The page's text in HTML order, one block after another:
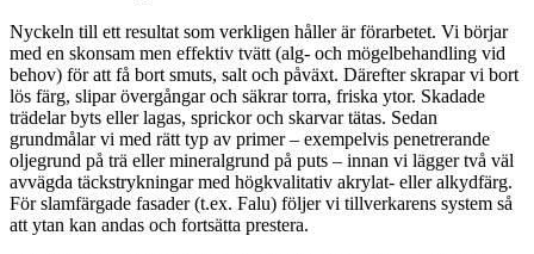
Nyckeln till ett resultat som verkligen håller är förarbetet. Vi börjar
med en skonsam men effektiv tvätt (alg- och mögelbehandling vid
behov) för att få bort smuts, salt och påväxt. Därefter skrapar vi bort
lös färg, slipar övergångar och säkrar torra, friska ytor. Skadade
trädelar byts eller lagas, sprickor och skarvar tätas. Sedan
grundmålar vi med rätt typ av primer – exempelvis penetrerande
oljegrund på trä eller mineralgrund på puts – innan vi lägger två väl
avvägda täckstrykningar med högkvalitativ akrylat- eller alkydfärg.
För slamfärgade fasader (t.ex. Falu) följer vi tillverkarens system så
att ytan kan andas och fortsätta prestera.